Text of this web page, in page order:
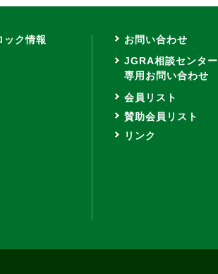
ック情報
お問い合わせ
JGRA相談センター
専用お問い合わせ
会員リスト
賛助会員リスト
リンク